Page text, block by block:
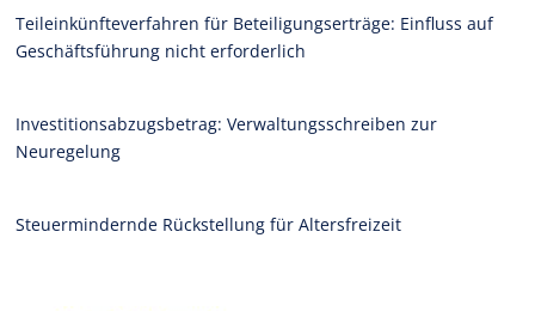
Teileinkünfteverfahren für Beteiligungserträge: Einfluss auf
Geschäftsführung nicht erforderlich
Investitionsabzugsbetrag: Verwaltungsschreiben zur
Neuregelung
Steuermindernde Rückstellung für Altersfreizeit